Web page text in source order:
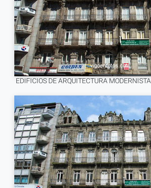
EDIFICIOS DE ARQUITECTURA MODERNISTA.